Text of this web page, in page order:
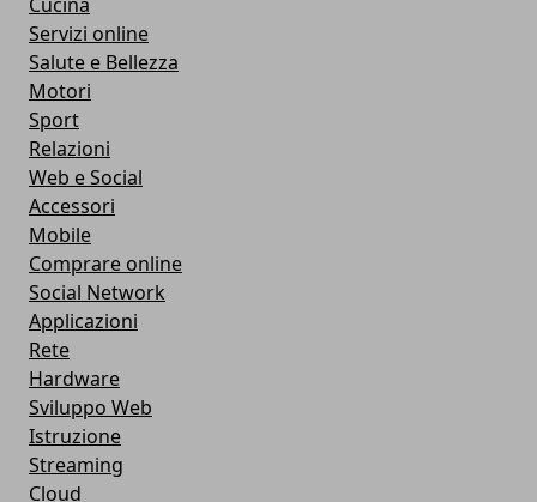
Servizi online
Salute e Bellezza
Motori
Sport
Relazioni
Web e Social
Accessori
Mobile
Comprare online
Social Network
Applicazioni
Rete
Hardware
Sviluppo Web
Istruzione
Streaming
Cloud